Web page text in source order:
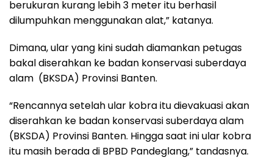
berukuran kurang lebih 3 meter itu berhasil
dilumpuhkan menggunakan alat,” katanya.
Dimana, ular yang kini sudah diamankan petugas
bakal diserahkan ke badan konservasi suberdaya
alam (BKSDA) Provinsi Banten.
“Rencannya setelah ular kobra itu dievakuasi akan
diserahkan ke badan konservasi suberdaya alam
(BKSDA) Provinsi Banten. Hingga saat ini ular kobra
itu masih berada di BPBD Pandeglang,” tandasnya.